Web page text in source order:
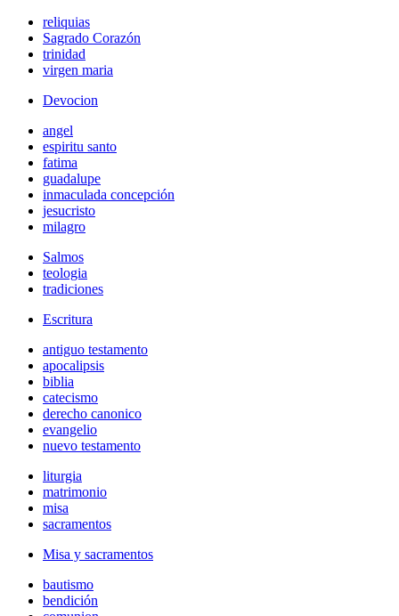
reliquias
Sagrado Corazón
trinidad
virgen maria
Devocion
angel
espiritu santo
fatima
guadalupe
inmaculada concepción
jesucristo
milagro
Salmos
teologia
tradiciones
Escritura
antiguo testamento
apocalipsis
biblia
catecismo
derecho canonico
evangelio
nuevo testamento
liturgia
matrimonio
misa
sacramentos
Misa y sacramentos
bautismo
bendición